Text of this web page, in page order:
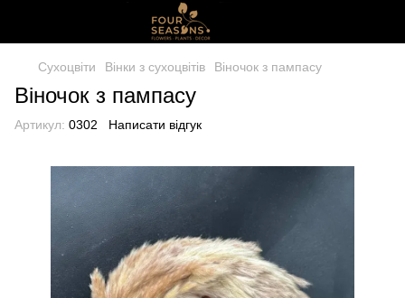
Сухоцвіти Вінки з сухоцвітів Віночок з пампасу
Віночок з пампасу
Артикул: 0302 Написати відгук